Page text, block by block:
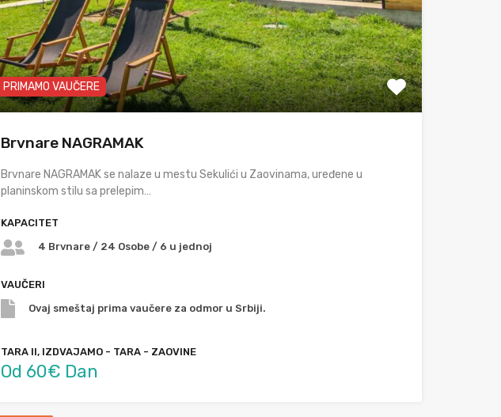
PRIMAMO VAUČERE
Brvnare NAGRAMAK
Brvnare NAGRAMAK se nalaze u mestu Sekulići u Zaovinama, uređene u
planinskom stilu sa prelepim…
KAPACITET
4 Brvnare / 24 Osobe / 6 u jednoj
VAUČERI
Ovaj smeštaj prima vaučere za odmor u Srbiji.
TARA II, IZDVAJAMO - TARA - ZAOVINE
Od 60€ Dan